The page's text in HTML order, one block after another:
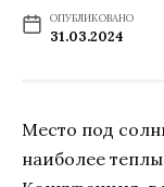
ОПУБЛИКОВАНО
31.03.2024
Место под
наиболее